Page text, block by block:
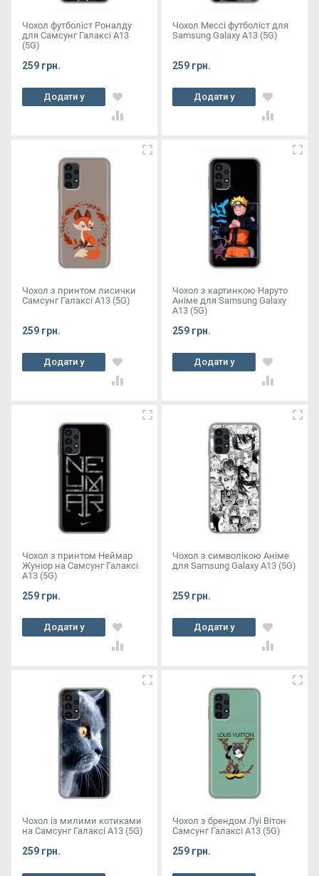
Чохол футболіст Роналду
для Самсунг Галаксі А13
(5G)
259 грн.
Додати у
кошик
Чохол Мессі футболіст для
Samsung Galaxy A13 (5G)
259 грн.
Додати у
кошик
Чохол з принтом лисички
Самсунг Галаксі А13 (5G)
259 грн.
Додати у
кошик
Чохол з картинкою Наруто
Аніме для Samsung Galaxy
A13 (5G)
259 грн.
Додати у
кошик
Чохол з принтом Неймар
Жуніор на Самсунг Галаксі
А13 (5G)
259 грн.
Додати у
кошик
Чохол з символікою Аніме
для Samsung Galaxy A13 (5G)
259 грн.
Додати у
кошик
Чохол із милими котиками
на Самсунг Галаксі А13 (5G)
259 грн.
Чохол з брендом Луі Вітон
Самсунг Галаксі А13 (5G)
259 грн.